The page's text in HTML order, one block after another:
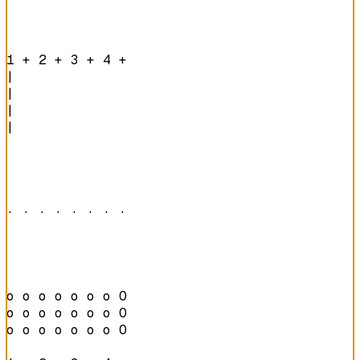
1 + 2 + 3 + 4 +
|
|
|
|
· · · · · · · ·
o o o o o o o O
o o o o o o o O
o o o o o o o O